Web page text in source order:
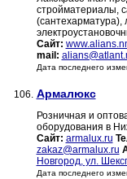
стройматериалы,
Сайт:
mail:
Дата последнего
106. Армалюкс
Розничная и
оборудования в
Сайт: armalux.ru
zakaz@armalux.ru
Новгород, ул.
Дата последнего